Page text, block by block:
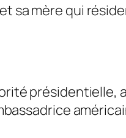
mère qui
présidentielle,